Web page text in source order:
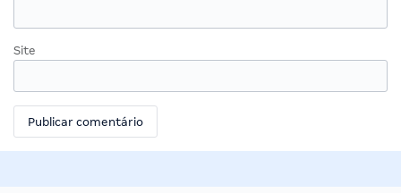
Site